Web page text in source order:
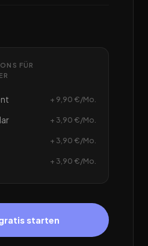
FÜR
+ 9,90 €/Mo.
+ 3,90 €/Mo.
+ 3,90 €/Mo.
+ 3,90 €/Mo.
starten